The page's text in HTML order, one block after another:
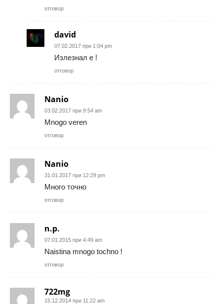
отговор
david
07.02.2017 при 1:04 pm
Излезнал е !
отговор
Nanio
03.02.2017 при 9:54 am
Mnogo veren
отговор
Nanio
31.01.2017 при 12:29 pm
Много точно
отговор
n.p.
07.01.2015 при 4:49 am
Naistina mnogo tochno !
отговор
722mg
15.12.2014 при 11:22 am